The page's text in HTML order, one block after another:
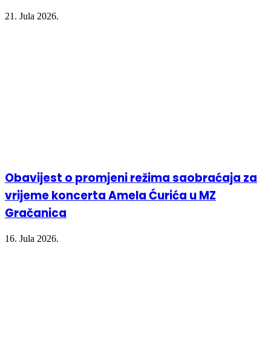
21. Jula 2026.
Obavijest o promjeni režima saobraćaja za
vrijeme koncerta Amela Ćurića u MZ
Gračanica
16. Jula 2026.